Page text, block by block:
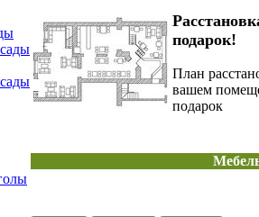
подарок!
План
вашем
подарок